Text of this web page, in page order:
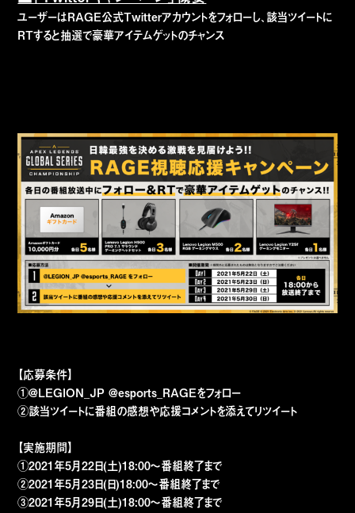
ユーザーはRAGE公式Twitterアカウントをフォローし、該当ツイートに
RTすると抽選で豪華アイテムゲットのチャンス
【応募条件】
①@LEGION_JP @esports_RAGEをフォロー
②該当ツイートに番組の感想や応援コメントを添えてリツイート
【実施期間】
①2021年5月22日(土)18:00〜番組終了まで
②2021年5月23日(日)18:00〜番組終了まで
③2021年5月29日(土)18:00〜番組終了まで